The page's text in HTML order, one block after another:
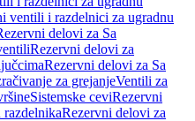
ventili i razdelnici za ugradnu
delovi za Sa
Rezervni delovi za
Rezervni delovi za Sa
za grejanjeVentili za
Sistemske ceviRezervni
razdelnikaRezervni delovi za